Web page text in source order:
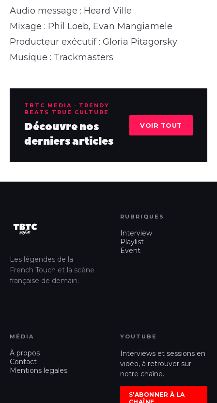
Audio message : Heard Ville
Mixage : Phil Loeb, Evan Mangiamele
Producteur exécutif : Gloria Pitagorsky
Musique : Trackmasters
TBTC MEDIA · TRENDY
BEATS TRUE CULTURE
Découvre nos
derniers articles
VOIR TOUT
Les légendes de la
French Touch et la scène
française de demain.
RUBRIQUES
Interview
Playlist
Event
MÉDIA
À propos
Contact
Mentions legales
YOUTUBE
Interviews et sessions en
vidéo, à retrouver sur
notre chaîne.
S'ABONNER À LA